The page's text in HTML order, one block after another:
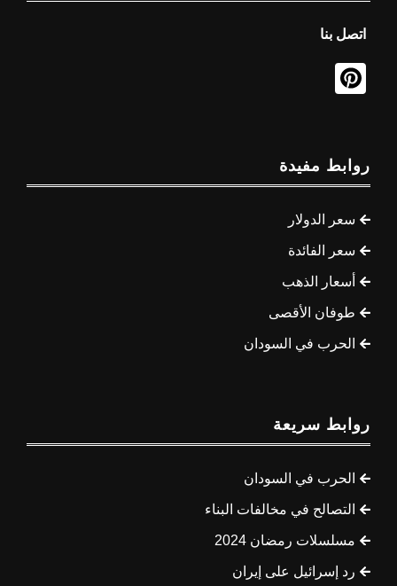
اتصل بنا
روابط مفيدة
سعر الدولار
سعر الفائدة
أسعار الذهب
طوفان الأقصى
الحرب في السودان
روابط سريعة
الحرب في السودان
التصالح في مخالفات البناء
مسلسلات رمضان 2024
رد إسرائيل على إيران